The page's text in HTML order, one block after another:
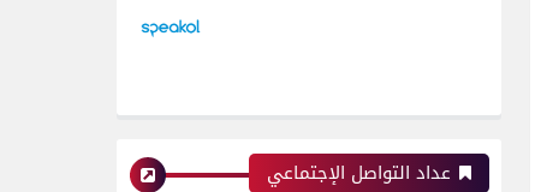
عداد التواصل الإجتماعي